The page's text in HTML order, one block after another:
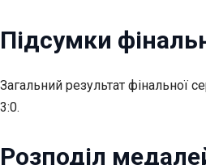
Підсумки
Загальний результат фінальної
3:0.
Розподіл